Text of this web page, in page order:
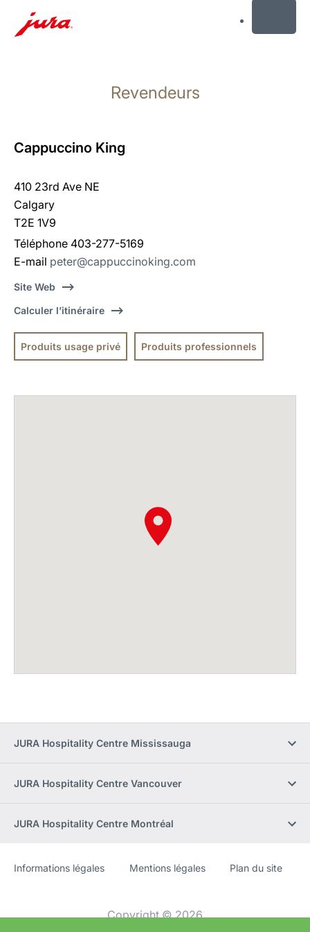
recherche
Revendeurs
Cappuccino King
410 23rd Ave NE
Calgary
T2E 1V9
Téléphone 403-277-5169
E-mail peter@cappuccinoking.com
Site Web
Calculer l’itinéraire
Produits usage privé Produits professionnels
JURA Hospitality Centre Mississauga
JURA Hospitality Centre Vancouver
JURA Hospitality Centre Montréal
Site
[Website
Informations légales Mentions légales Plan du site
Copyright © 2026